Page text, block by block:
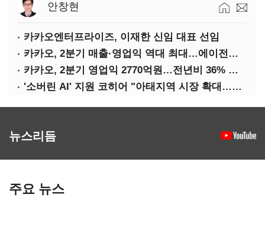
안창현
카카오엔터프라이즈, 이재한 신임 대표 선임
카카오, 2분기 매출·영업익 역대 최대…에이전트 AI 수익화 관건
카카오, 2분기 영업익 2770억원…전년비 36% 증가
'소버린 AI' 지원 코히어 "아태지역 시장 확대…한국·일본 법인 설립"
뉴스리듬
주요 뉴스